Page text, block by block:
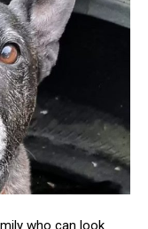
who can look